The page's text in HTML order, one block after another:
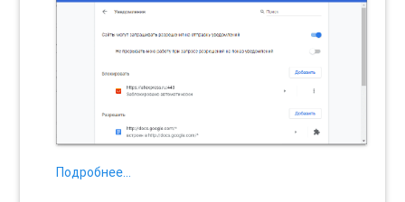
Подробнее…